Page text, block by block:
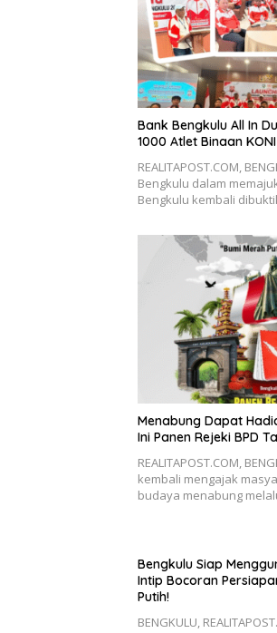
Bank Bengkulu All In
1000 Atlet Binaan
REALITAPOST.COM,
Bengkulu dalam
Bengkulu kembali
Menabung Dapat
Ini Panen Rejeki BPD
REALITAPOST.COM,
kembali mengajak
budaya menabung
Bengkulu Siap
Intip Bocoran
Putih!
BENGKULU,